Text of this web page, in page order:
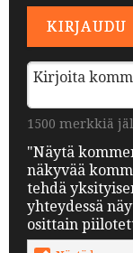
KIRJAUDU
1500 merkkiä
"Näytä
näkyvää
tehdä
yhteydessä
osittain